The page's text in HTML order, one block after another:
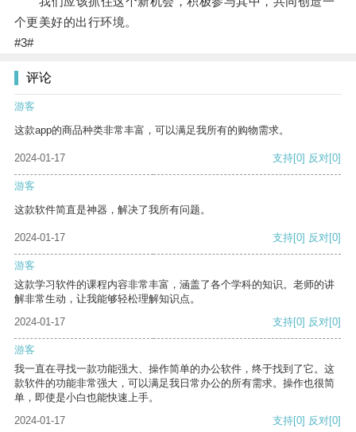
个更美好的出行环境。
#3#
评论
游客
这款app的商品种类非常丰富，可以满足我所有的购物需求。
2024-01-17 支持[0] 反对[0]
游客
这款软件简直是神器，解决了我所有问题。
2024-01-17 支持[0] 反对[0]
游客
这款学习软件的课程内容非常丰富，涵盖了各个学科的知识。老师的讲
解非常生动，让我能够轻松理解知识点。
2024-01-17
支持[0] 反对[0]
游客
我一直在寻找一款功能强大、操作简单的办公软件，终于找到了它。这
款软件的功能非常强大，可以满足我日常办公的所有需求。操作也很简
单，即使是小白也能快速上手。
2024-01-17
支持[0] 反对[0]